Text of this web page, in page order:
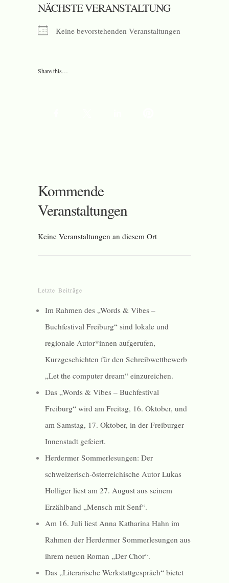
NÄCHSTE VERANSTALTUNG
Keine bevorstehenden Veranstaltungen
Share this…
Kommende
Veranstaltungen
Keine Veranstaltungen an diesem Ort
Letzte Beiträge
Im Rahmen des „Words & Vibes –
Buchfestival Freiburg“ sind lokale und
regionale Autor*innen aufgerufen,
Kurzgeschichten für den Schreibwettbewerb
„Let the computer dream“ einzureichen.
Das „Words & Vibes – Buchfestival
Freiburg“ wird am Freitag, 16. Oktober, und
am Samstag, 17. Oktober, in der Freiburger
Innenstadt gefeiert.
Herdermer Sommerlesungen: Der
schweizerisch-österreichische Autor Lukas
Holliger liest am 27. August aus seinem
Erzählband „Mensch mit Senf“.
Am 16. Juli liest Anna Katharina Hahn im
Rahmen der Herdermer Sommerlesungen aus
ihrem neuen Roman „Der Chor“.
Das „Literarische Werkstattgespräch“ bietet